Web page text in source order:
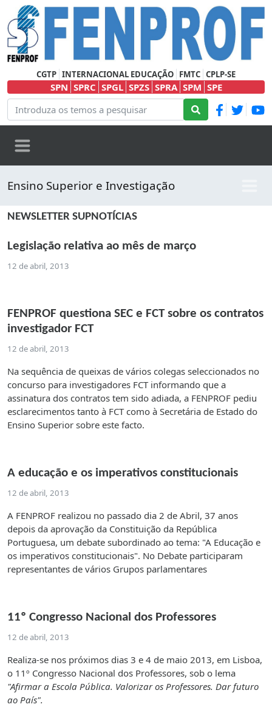
CGTP INTERNACIONAL EDUCAÇÃO FMTC CPLP-SE
SPN SPRC SPGL SPZS SPRA SPM SPE
Ensino Superior e Investigação
NEWSLETTER SUPNOTÍCIAS
Legislação relativa ao mês de março
12 de abril, 2013
FENPROF questiona SEC e FCT sobre os contratos
investigador FCT
12 de abril, 2013
Na sequência de queixas de vários colegas seleccionados no
concurso para investigadores FCT informando que a
assinatura dos contratos tem sido adiada, a FENPROF pediu
esclarecimentos tanto à FCT como à Secretária de Estado do
Ensino Superior sobre este facto.
A educação e os imperativos constitucionais
12 de abril, 2013
A FENPROF realizou no passado dia 2 de Abril, 37 anos
depois da aprovação da Constituição da República
Portuguesa, um debate subordinado ao tema: "A Educação e
os imperativos constitucionais". No Debate participaram
representantes de vários Grupos parlamentares
11º Congresso Nacional dos Professores
12 de abril, 2013
Realiza-se nos próximos dias 3 e 4 de maio 2013, em Lisboa,
o 11º Congresso Nacional dos Professores, sob o lema
"Afirmar a Escola Pública. Valorizar os Professores. Dar futuro
ao País".